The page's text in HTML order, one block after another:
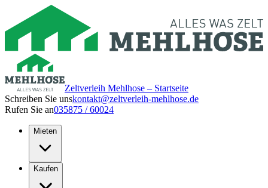
Zeltverleih Mehlhose – Startseite
Schreiben Sie unskontakt@zeltverleih-mehlhose.de
Rufen Sie an035875 / 60024
Mieten
Kaufen